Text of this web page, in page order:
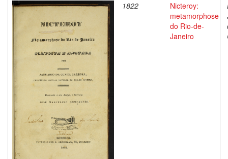
1822
Nicteroy:
metamorphose
do Rio-de-
Janeiro